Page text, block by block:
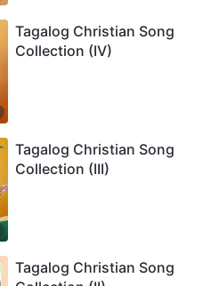
Tagalog Christian Song
Collection (IV)
Tagalog Christian Song
Collection (III)
Tagalog Christian Song